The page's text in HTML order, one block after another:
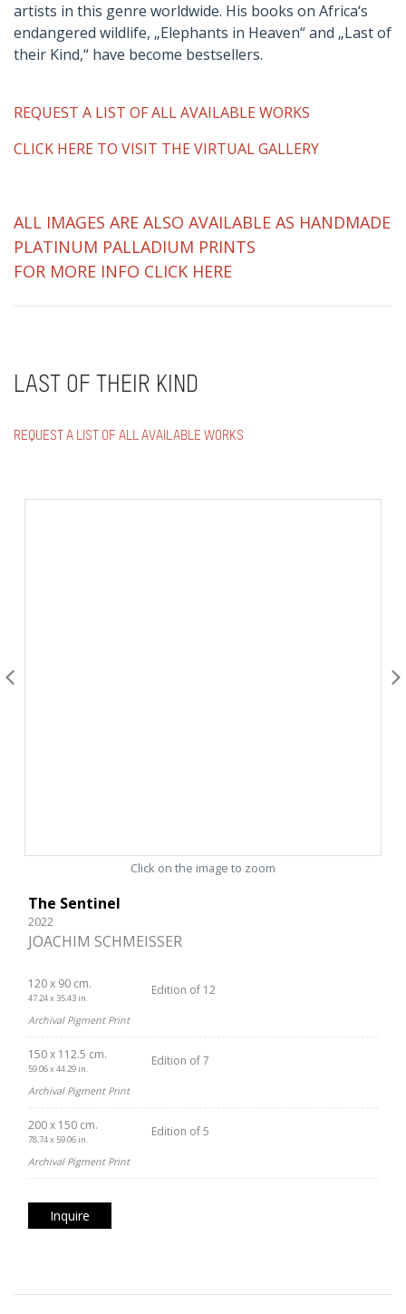
artists in this genre worldwide. His books on Africa‘s
endangered wildlife, „Elephants in Heaven“ and „Last of
their Kind,“ have become bestsellers.
REQUEST A LIST OF ALL AVAILABLE WORKS
CLICK HERE TO VISIT THE VIRTUAL GALLERY
ALL IMAGES ARE ALSO AVAILABLE AS HANDMADE
PLATINUM PALLADIUM PRINTS
FOR MORE INFO CLICK HERE
LAST OF THEIR KIND
REQUEST A LIST OF ALL AVAILABLE WORKS
Click on the image to zoom
The Sentinel
2022
JOACHIM SCHMEISSER
120 x 90 cm.
47.24 x 35.43 in.
Edition of 12
Archival Pigment Print
150 x 112.5 cm.
59.06 x 44.29 in.
Edition of 7
Archival Pigment Print
200 x 150 cm.
78.74 x 59.06 in.
Edition of 5
Archival Pigment Print
Inquire